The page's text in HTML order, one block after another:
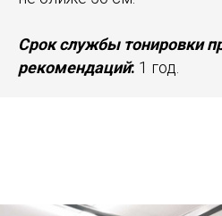
Срок службы тонировки
рекомендаций: 1 год.